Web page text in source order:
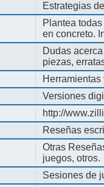
Estrategias
Plantea
en concreto.
Dudas
piezas,
Versiones
http://
Reseñas
Otras
juegos, otros.
Sesiones de